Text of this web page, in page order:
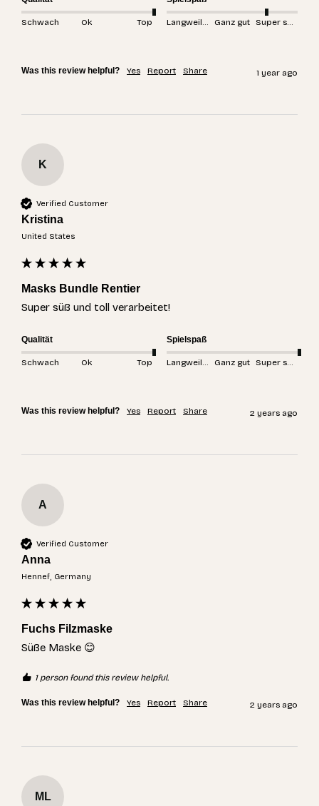
Schwach Ok Top Ganz gut Super spannend
Was this review helpful? Yes Report Share 1 year ago
K
Verified Customer
Kristina
United States
Masks Bundle Rentier
Super süß und toll verarbeitet!
Qualität
Schwach Ok Top
Spielspaß
Ganz gut Super spannend
Was this review helpful? Yes Report Share 2 years ago
A
Verified Customer
Anna
Hennef, Germany
Fuchs Filzmaske
Süße Maske 😊
1 person found this review helpful.
Was this review helpful? Yes Report Share 2 years ago
ML